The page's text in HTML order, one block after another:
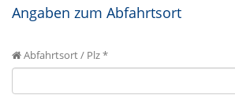
Angaben zum Abfahrtsort
Abfahrtsort / Plz *